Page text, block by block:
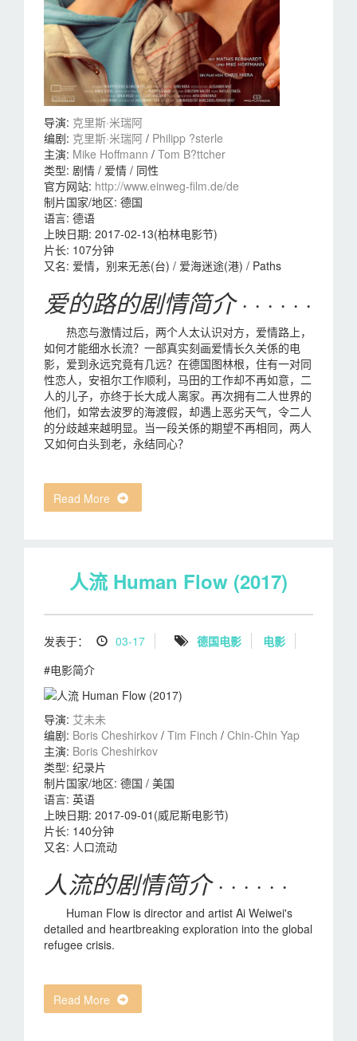
导演: 克里斯·米瑞阿
编剧: 克里斯·米瑞阿 / Philipp ?sterle
主演: Mike Hoffmann / Tom B?ttcher
类型: 剧情 / 爱情 / 同性
官方网站: http://www.einweg-film.de/de
制片国家/地区: 德国
语言: 德语
上映日期: 2017-02-13(柏林电影节)
片长: 107分钟
又名: 爱情，别来无恙(台) / 爱海迷途(港) / Paths
爱的路的剧情简介· · · · · ·
热恋与激情过后，两个人太认识对方，爱情路上，
如何才能细水长流？一部真实刻画爱情长久关係的电
影，爱到永远究竟有几远？在德国图林根，住有一对同
性恋人，安祖尔工作顺利，马田的工作却不再如意，二
人的儿子，亦终于长大成人离家。再次拥有二人世界的
他们，如常去波罗的海渡假，却遇上恶劣天气，令二人
的分歧越来越明显。当一段关係的期望不再相同，两人
又如何白头到老，永结同心？
Read More
人流 Human Flow (2017)
发表于： 03-17 德国电影
电影
#电影简介
导演: 艾未未
编剧: Boris Cheshirkov / Tim Finch / Chin-Chin Yap
主演: Boris Cheshirkov
类型: 纪录片
制片国家/地区: 德国 / 美国
语言: 英语
上映日期: 2017-09-01(威尼斯电影节)
片长: 140分钟
又名: 人口流动
人流的剧情简介· · · · · ·
Human Flow is director and artist Ai Weiwei's
detailed and heartbreaking exploration into the global
refugee crisis.
Read More